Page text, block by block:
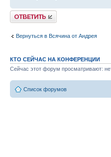
Ответить
Вернуться в Всячина от Андрея
КТО СЕЙЧАС НА КОНФЕРЕНЦИИ
Сейчас этот форум просматривают:
Список форумов